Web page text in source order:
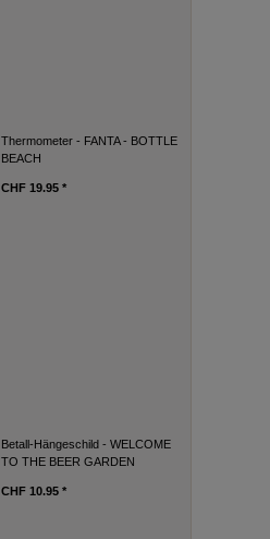
Thermometer - FANTA - BOTTLE
BEACH
CHF 19.95 *
Betall-Hängeschild - WELCOME
TO THE BEER GARDEN
CHF 10.95 *